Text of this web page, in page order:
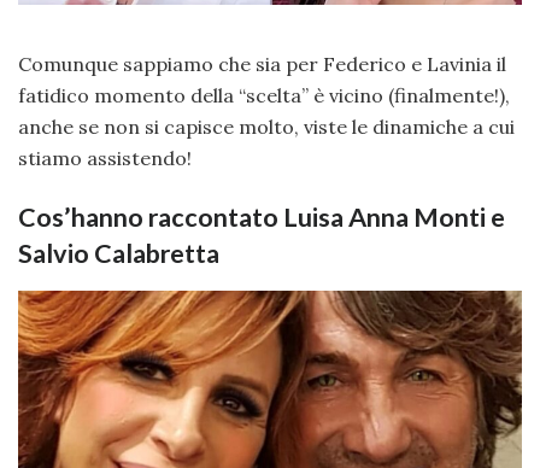
Comunque sappiamo che sia per Federico e Lavinia il
fatidico momento della “scelta” è vicino (finalmente!),
anche se non si capisce molto, viste le dinamiche a cui
stiamo assistendo!
Cos’hanno raccontato Luisa Anna Monti e
Salvio Calabretta